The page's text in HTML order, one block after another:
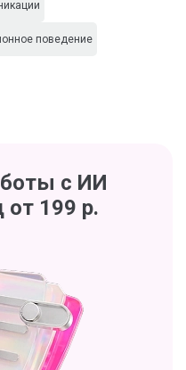
поведение
с ИИ
от 199 р.